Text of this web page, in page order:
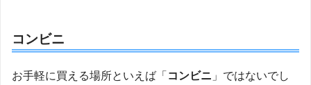
コンビニ
お手軽に買える場所といえば「 コンビニ 」ではないでし